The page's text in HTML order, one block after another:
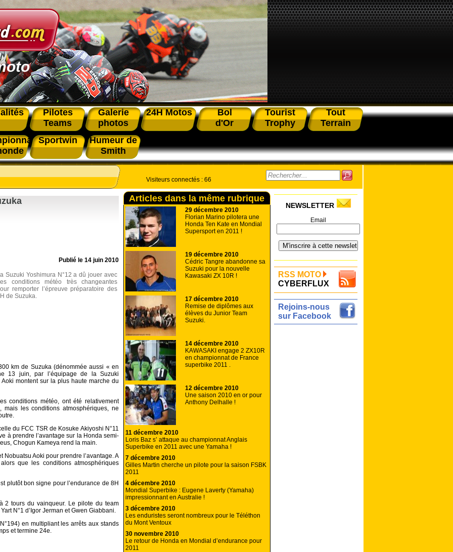
Pilotes
Teams
Galerie
photos
24H Motos
Bol
d'Or
Tourist
Trophy
Tout
Terrain
Sportwin
Humeur de
Smith
Publié le 14 juin 2010
Suzuki Yoshimura N°12 a dû jouer avec
conditions météo très changeantes
remporter l’épreuve préparatoire des
de Suzuka.
km de Suzuka (dénommée aussi « en
13 juin, par l’équipage de la Suzuki
montent sur la plus haute marche du
conditions météo, ont été relativement
les conditions atmosphériques, ne
du FCC TSR de Kosuke Akiyoshi N°11
à prendre l’avantage sur la Honda semi-
Chogun Kameya rend la main.
Nobuatsu Aoki pour prendre l’avantage. A
que les conditions atmosphériques
plutôt bon signe pour l’endurance de 8H
2 tours du vainqueur. Le pilote du team
N°1 d’Igor Jerman et Gwen Giabbani.
en multipliant les arrêts aux stands
et termine 24e.
Visiteurs connectés : 66
Articles dans la même rubrique
29 décembre 2010
Florian Marino pilotera une
Honda Ten Kate en Mondial
Supersport en 2011 !
19 décembre 2010
Cédric Tangre abandonne sa
Suzuki pour la nouvelle
Kawasaki ZX 10R !
17 décembre 2010
Remise de diplômes aux
élèves du Junior Team
Suzuki.
14 décembre 2010
KAWASAKI engage 2 ZX10R
en championnat de France
superbike 2011 .
12 décembre 2010
Une saison 2010 en or pour
Anthony Delhalle !
11 décembre 2010
Loris Baz s’ attaque au championnat Anglais
Superbike en 2011 avec une Yamaha !
7 décembre 2010
Gilles Martin cherche un pilote pour la saison FSBK
2011
4 décembre 2010
Mondial Superbike : Eugene Laverty (Yamaha)
impressionnant en Australie !
3 décembre 2010
Les enduristes seront nombreux pour le Téléthon
du Mont Ventoux
30 novembre 2010
Le retour de Honda en Mondial d’endurance pour
2011
NEWSLETTER
Email
RSS MOTO
CYBERFLUX
Rejoins-nous
sur Facebook